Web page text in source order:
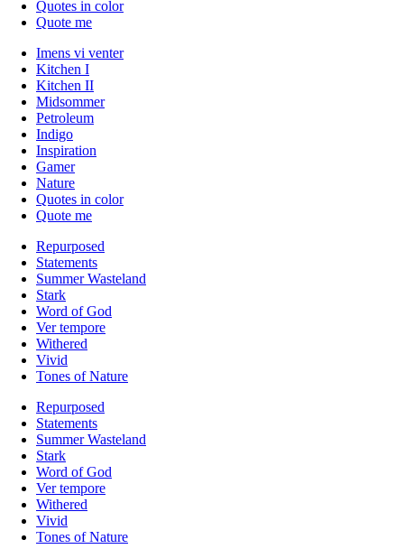
Quotes in color
Quote me
Imens vi venter
Kitchen I
Kitchen II
Midsommer
Petroleum
Indigo
Inspiration
Gamer
Nature
Quotes in color
Quote me
Repurposed
Statements
Summer Wasteland
Stark
Word of God
Ver tempore
Withered
Vivid
Tones of Nature
Repurposed
Statements
Summer Wasteland
Stark
Word of God
Ver tempore
Withered
Vivid
Tones of Nature